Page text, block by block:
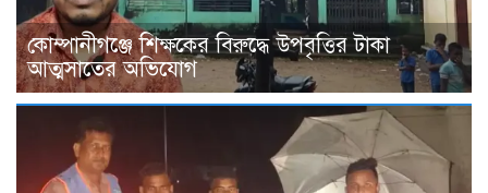
কোম্পানীগঞ্জে শিক্ষকের বিরুদ্ধে উপবৃত্তির টাকা
আত্মসাতের অভিযোগ